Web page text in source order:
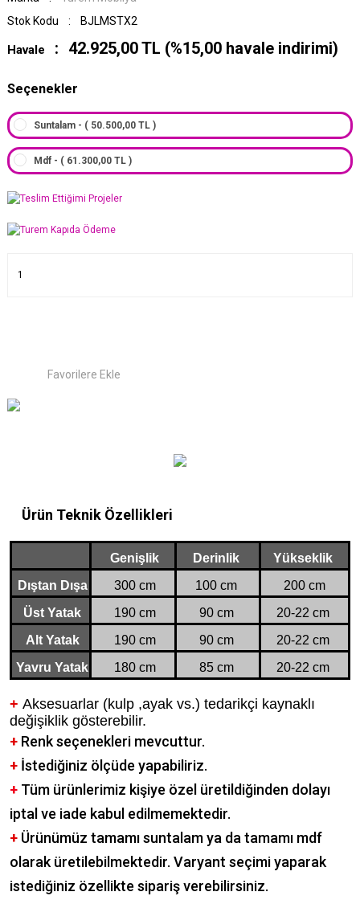
Stok Kodu
BJLMSTX2
Havale 42.925,00 TL (%15,00 havale indirimi)
Seçenekler
Suntalam - ( 50.500,00 TL )
Mdf - ( 61.300,00 TL )
Ürün Teknik Özellikleri
Genişlik Derinlik
Yükseklik
Dıştan Dışa
300 cm 100 cm
200 cm
Üst Yatak
190 cm 90 cm
20-22 cm
Alt Yatak
190 cm 90 cm
20-22 cm
Yavru Yatak
180 cm 85 cm 20-22 cm
+ Aksesuarlar (kulp ,ayak vs.) tedarikçi kaynaklı
değişiklik gösterebilir.
+ Renk seçenekleri mevcuttur.
+ İstediğiniz ölçüde yapabiliriz.
+ Tüm ürünlerimiz kişiye özel üretildiğinden dolayı
iptal ve iade kabul edilmemektedir.
+ Ürünümüz tamamı suntalam ya da tamamı mdf
olarak üretilebilmektedir. Varyant seçimi yaparak
istediğiniz özellikte sipariş verebilirsiniz.